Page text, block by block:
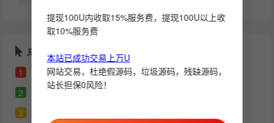
点击排行
1
telegram 电报开发者API_ID 和 API_HASH 申请教程
2
模块机器人搭建教程（图文）
3
提现100U内收取15%服务费，提现100U以上收
取10%服务费
本站已成功交易上万U
网站交易，杜绝假源码，垃圾源码，残缺源码，
站长担保0风险！